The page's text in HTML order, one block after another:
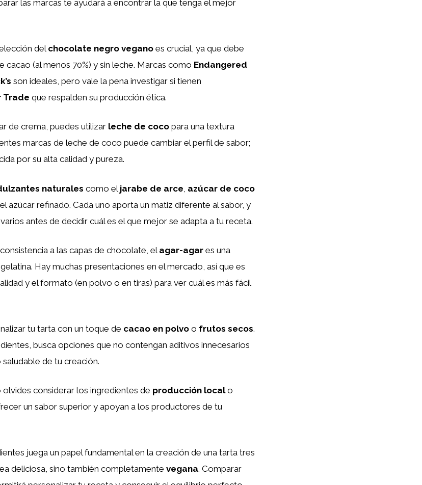
las marcas te ayudará a encontrar la que tenga el mejor
del chocolate negro vegano es crucial, ya que debe
(al menos 70%) y sin leche. Marcas como Endangered
son ideales, pero vale la pena investigar si tienen
Trade que respalden su producción ética.
de crema, puedes utilizar leche de coco para una textura
marcas de leche de coco puede cambiar el perfil de sabor;
por su alta calidad y pureza.
naturales como el jarabe de arce azúcar de coco
azúcar refinado. Cada uno aporta un matiz diferente al sabor, y
antes de decidir cuál es el que mejor se adapta a tu receta.
a las capas de chocolate, el agar-agar es una
Hay muchas presentaciones en el mercado, así que es
y el formato (en polvo o en tiras) para ver cuál es más fácil
tu tarta con un toque de cacao en polvo o frutos secos.
busca opciones que no contengan aditivos innecesarios
de tu creación.
olvides considerar los ingredientes de producción localo
un sabor superior y apoyan a los productores de tu
juega un papel fundamental en la creación de una tarta tres
deliciosa, sino también completamente vegana. Comparar